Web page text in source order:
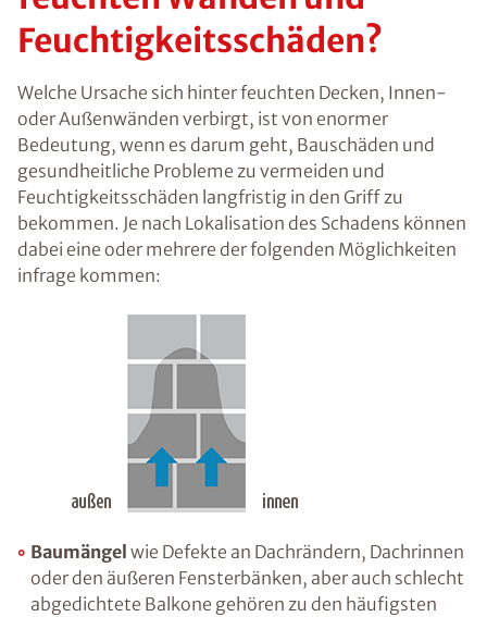
me beseitigen
nachhaltig
trockenlegen
Was sind die Ursachen
von feuchten Wänden
und
Feuchtigkeitsschäden?
Innen- oder Außenwänden verbirgt, ist von
enormer Bedeutung, wenn es darum geht,
Bauschäden und gesundheitliche Probleme zu
vermeiden und Feuchtigkeitsschäden langfristig
in den Griff zu bekommen. Je nach Lokalisation
des Schadens können dabei eine oder mehrere